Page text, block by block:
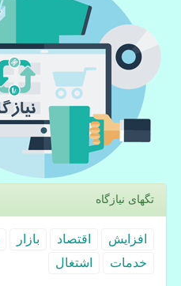
تگهای نیازگاه
افزایش اقتصاد بازار
خدمات
اشتغال